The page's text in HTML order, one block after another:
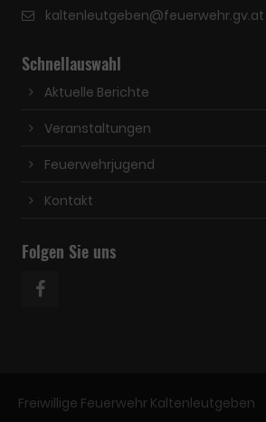
kaltenleutgeben@feuerwehr.gv.at
Schnellauswahl
Aktuelle Berichte
Veranstaltungen
Feuerwehrjugend
Kontakt
Folgen Sie uns
Freiwillige Feuerwehr Kaltenleutgeben